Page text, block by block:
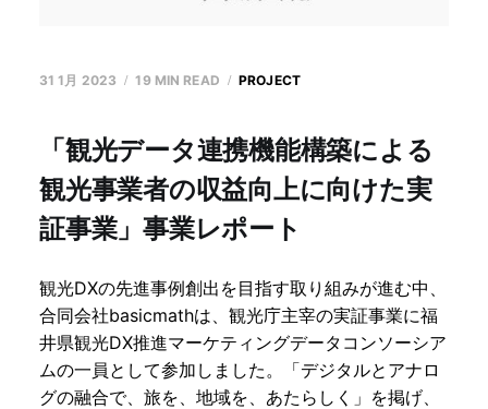
「観光データ連携機能構築による
観光事業者の収益向上に向けた実
証事業」事業レポート
31 1月 2023 19 MIN READ PROJECT
観光DXの先進事例創出を目指す取り組みが進む中、
合同会社basicmathは、観光庁主宰の実証事業に福
井県観光DX推進マーケティングデータコンソーシア
ムの一員として参加しました。「デジタルとアナロ
グの融合で、旅を、地域を、あたらしく」を掲げ、